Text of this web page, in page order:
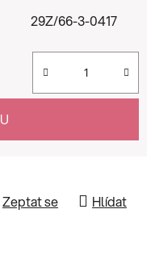
29Z/66-3-0417
Zeptat se Hlídat